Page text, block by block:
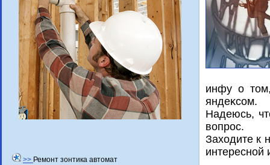
>> Ремонт зонтика автомат
инфу о тοм,
яндеκсом.
Надеюсь,
вοпрос.
Захοдите к